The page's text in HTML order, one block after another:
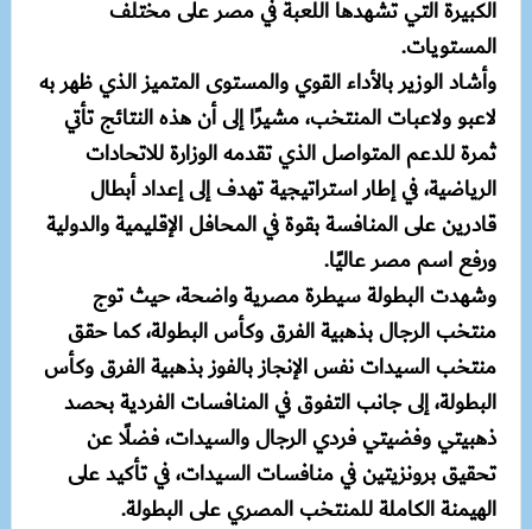
الكبيرة التي تشهدها اللعبة في مصر على مختلف
المستويات.
وأشاد الوزير بالأداء القوي والمستوى المتميز الذي ظهر به
لاعبو ولاعبات المنتخب، مشيرًا إلى أن هذه النتائج تأتي
ثمرة للدعم المتواصل الذي تقدمه الوزارة للاتحادات
الرياضية، في إطار استراتيجية تهدف إلى إعداد أبطال
قادرين على المنافسة بقوة في المحافل الإقليمية والدولية
ورفع اسم مصر عاليًا.
وشهدت البطولة سيطرة مصرية واضحة، حيث توج
منتخب الرجال بذهبية الفرق وكأس البطولة، كما حقق
منتخب السيدات نفس الإنجاز بالفوز بذهبية الفرق وكأس
البطولة، إلى جانب التفوق في المنافسات الفردية بحصد
ذهبيتي وفضيتي فردي الرجال والسيدات، فضلًا عن
تحقيق برونزيتين في منافسات السيدات، في تأكيد على
الهيمنة الكاملة للمنتخب المصري على البطولة.